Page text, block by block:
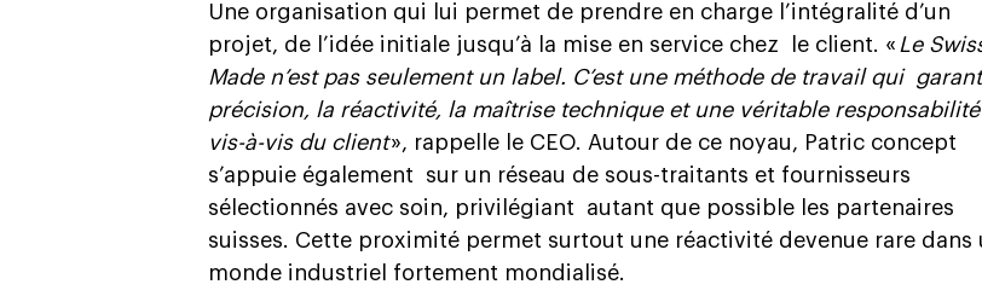
Une organisation qui lui permet de prendre en charge l’intégralité d’un
projet, de l’idée initiale jusqu’à la mise en service chez
le client. « Le
Made n’est pas seulement un label. C’est une méthode de travail qui
précision, la réactivité, la maîtrise technique et une véritable responsabilité
vis-à-vis du client», rappelle le CEO. Autour de ce noyau, Patric concept
s’appuie également
sur un réseau de sous-traitants et fournisseurs
sélectionnés avec soin, privilégiant
autant que possible les partenaires
suisses. Cette proximité permet surtout une réactivité devenue rare dans
monde industriel fortement mondialisé.